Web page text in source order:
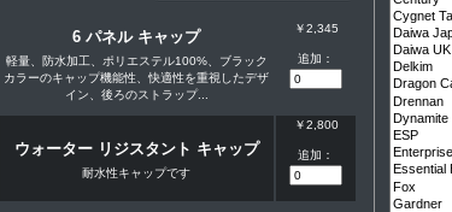
6 パネル キャップ
軽量、防水加工、ポリエステル100%、ブラック
カラーのキャップ機能性、快適性を重視したデザ
イン、後ろのストラップ...
￥2,345
追加：
ウォーター リジスタント キャップ
耐水性キャップです
￥2,800
追加：